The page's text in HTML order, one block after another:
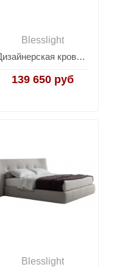
Blesslight
Дизайнерская кровать Softbay 160см
139 650 руб
Blesslight